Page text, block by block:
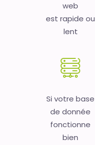
web
est rapide ou
lent
Si votre base
de donnée
fonctionne
bien